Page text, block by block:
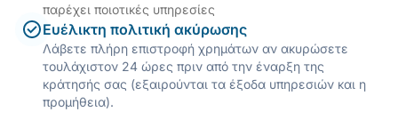
παρέχει ποιοτικές υπηρεσίες
Ευέλικτη πολιτική ακύρωσης
Λάβετε πλήρη επιστροφή χρημάτων αν ακυρώσετε
τουλάχιστον 24 ώρες πριν από την έναρξη της
κράτησής σας (εξαιρούνται τα έξοδα υπηρεσιών και η
προμήθεια).